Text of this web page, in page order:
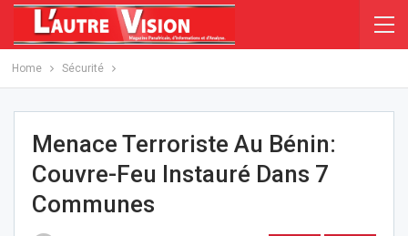
Home Sécurité
Menace Terroriste Au Bénin:
Couvre-Feu Instauré Dans 7
Communes